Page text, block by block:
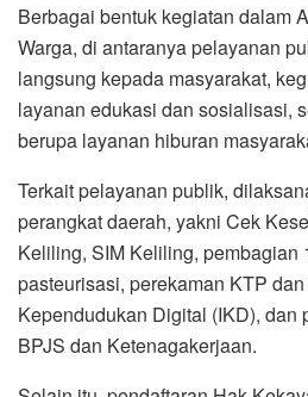
Berbagai bentuk kegiatan dalam
Warga, di antaranya pelayanan
langsung kepada masyarakat,
layanan edukasi dan sosialisasi,
berupa layanan hiburan
Terkait pelayanan publik,
perangkat daerah, yakni Cek
Keliling, SIM Keliling, pembagian
pasteurisasi, perekaman KTP
Kependudukan Digital (IKD), dan
BPJS dan Ketenagakerjaan.